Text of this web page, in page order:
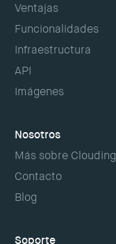
Ventajas
Funcionalidades
Infraestructura
API
Imágenes
Nosotros
Más sobre Clouding
Contacto
Blog
Soporte